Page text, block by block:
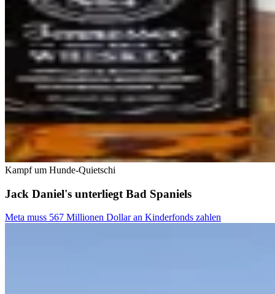
Kampf um Hunde-Quietschi
Jack Daniel's unterliegt Bad Spaniels
Meta muss 567 Millionen Dollar an Kinderfonds zahlen